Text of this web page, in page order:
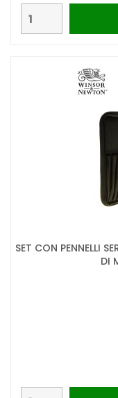
SET CON PENNELLI
DI